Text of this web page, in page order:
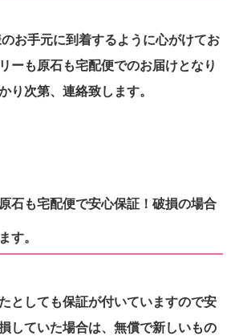
お手元に到着するように心がけてお
ーも原石も宅配便でのお届けとなり
り次第、連絡致します。
石も宅配便で安心保証！破損の場合
す。
としても保証が付いていますので安
していた場合は、無償で新しいもの